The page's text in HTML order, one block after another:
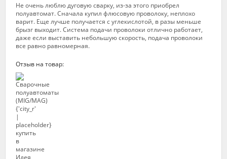
Не очень люблю дуговую сварку, из-за этого приобрел
полуавтомат. Сначала купил флюсовую проволоку, неплохо
варит. Еще лучше получается с углекислотой, в разы меньше
брызг выходит. Система подачи проволоки отлично работает,
даже если выставить небольшую скорость, подача проволоки
все равно равномерная.
Отзыв на товар: